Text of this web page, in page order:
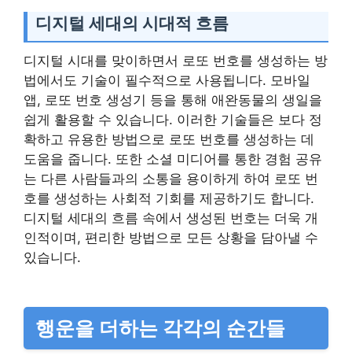
디지털 세대의 시대적 흐름
디지털 시대를 맞이하면서 로또 번호를 생성하는 방
법에서도 기술이 필수적으로 사용됩니다. 모바일
앱, 로또 번호 생성기 등을 통해 애완동물의 생일을
쉽게 활용할 수 있습니다. 이러한 기술들은 보다 정
확하고 유용한 방법으로 로또 번호를 생성하는 데
도움을 줍니다. 또한 소셜 미디어를 통한 경험 공유
는 다른 사람들과의 소통을 용이하게 하여 로또 번
호를 생성하는 사회적 기회를 제공하기도 합니다.
디지털 세대의 흐름 속에서 생성된 번호는 더욱 개
인적이며, 편리한 방법으로 모든 상황을 담아낼 수
있습니다.
행운을 더하는 각각의 순간들